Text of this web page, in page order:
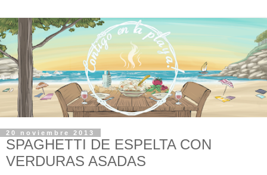
20 noviembre 2013
SPAGHETTI DE ESPELTA CON
VERDURAS ASADAS